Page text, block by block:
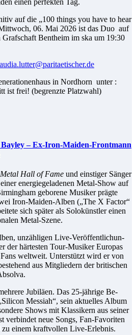
auf die „100 things you have to hear
06. Mai 2026 ist das Duo auf
Graf­schaft Bent­heim im ska um 19:30
in Nord­horn un­ter :
ist frei! (be­grenz­te Platzwahl)
– Ex-Iron-Mai­den-Front­mann
Me­tal Hall of Fa­me und eins­ti­ger Sän­ger
en­er­gie­ge­la­de­nen Me­tal-Show auf
ge­bo­re­ne Mu­si­ker präg­te
Iron-Mai­den-Al­ben („The X Fac­tor“
sich spä­ter als So­lo­künst­ler ei­nen
Metal-Szene.
un­zäh­li­gen Live-Ver­öf­fent­li­chun­
der här­tes­ten Tour-Mu­si­ker Eu­ro­pas
welt­weit. Un­ter­stützt wird er von
aus Mit­glie­dern der bri­ti­schen
Ju­bi­lä­en. Das 25-jäh­ri­ge Be­
Mes­siah“, sein ak­tu­el­les Al­bum
Shows mit Klas­si­kern aus sei­ner
ver­bin­det neue Songs, Fan-Fa­vo­ri­ten
ei­nem kraft­vol­len Live-Erlebnis.